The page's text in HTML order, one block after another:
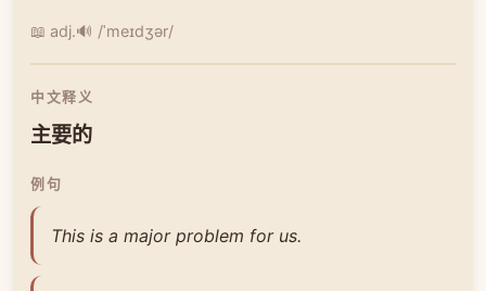
📖 adj.🔊 /ˈmeɪdʒər/
中文释义
主要的
例句
This is a major problem for us.